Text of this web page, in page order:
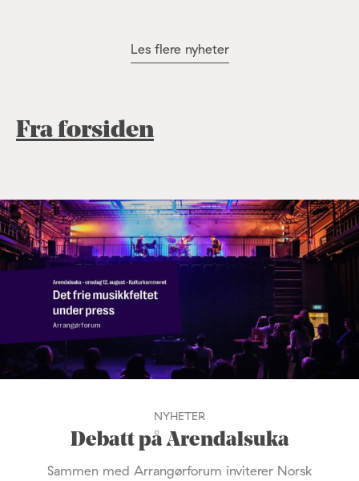
Les flere nyheter
Fra forsiden
NYHETER
Debatt på Arendalsuka
Sammen med Arrangørforum inviterer Norsk